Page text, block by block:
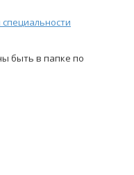
быть в папке по